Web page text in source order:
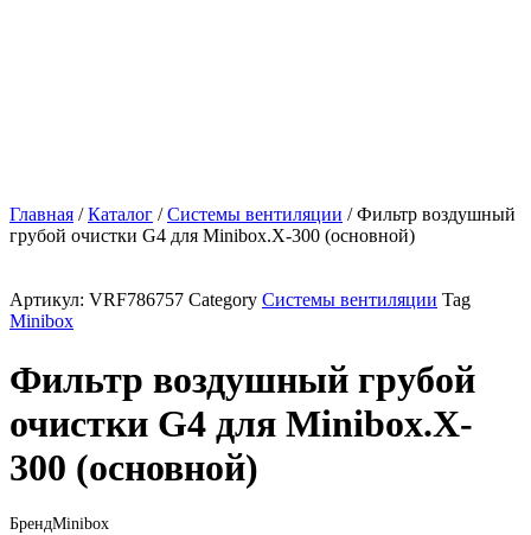
Главная /Каталог /Системы вентиляции / Фильтр воздушный
грубой очистки G4 для Minibox.X-300 (основной)
Артикул: VRF786757 Category Системы вентиляции Tag
Minibox
Фильтр воздушный грубой
очистки G4 для Minibox.X-
300 (основной)
БрендMinibox